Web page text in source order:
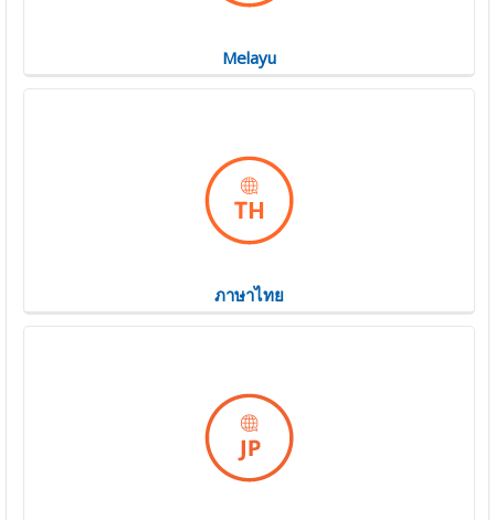
Melayu
ภาษาไทย